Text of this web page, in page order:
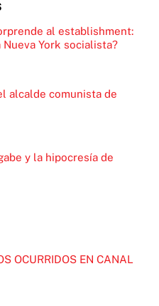
al establishment:
Nueva York socialista?
alcalde comunista de
y la hipocresía de
OCURRIDOS EN CANAL